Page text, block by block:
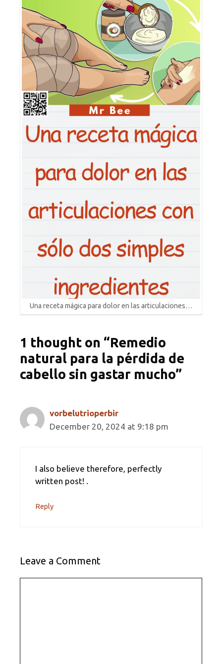
Una receta mágica para dolor en las articulaciones…
1 thought on “Remedio
natural para la pérdida de
cabello sin gastar mucho”
vorbelutrioperbir
December 20, 2024 at 9:18 pm
I also believe therefore, perfectly
written post! .
Reply
Leave a Comment